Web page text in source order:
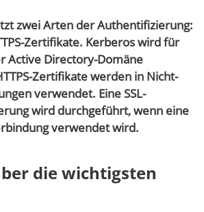
zwei Arten der Authentifizierung:
Zertifikate. Kerberos wird für
Active Directory-Domäne
Zertifikate werden in Nicht-
verwendet. Eine SSL-
wird durchgeführt, wenn eine
verwendet wird.
die wichtigsten